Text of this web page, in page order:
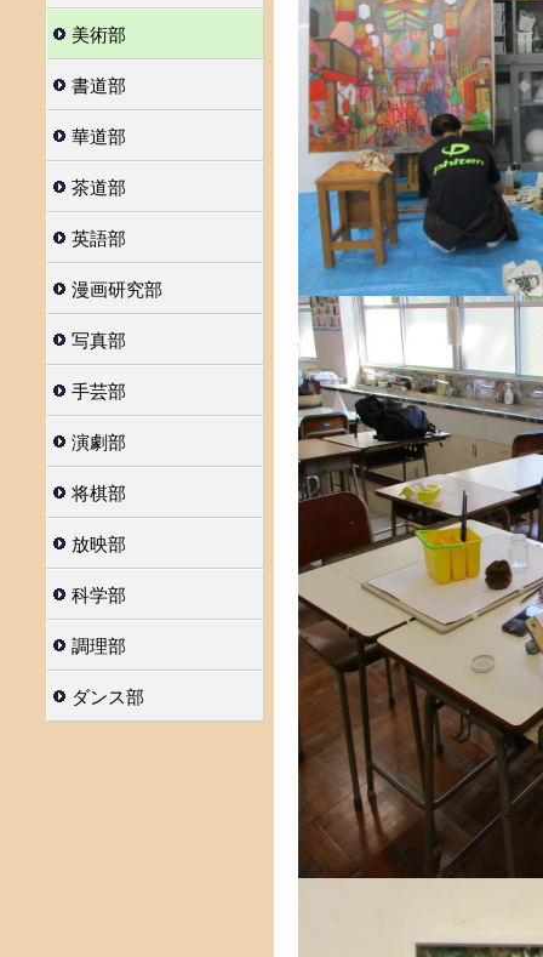
美術部
書道部
華道部
茶道部
英語部
漫画研究部
写真部
手芸部
演劇部
将棋部
放映部
科学部
調理部
ダンス部